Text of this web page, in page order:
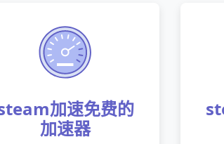
加速免费的
加速器